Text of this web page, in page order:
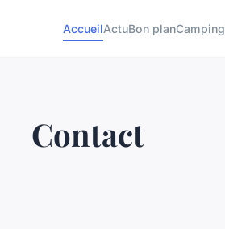
AccueilActuBon planCamping
Contact